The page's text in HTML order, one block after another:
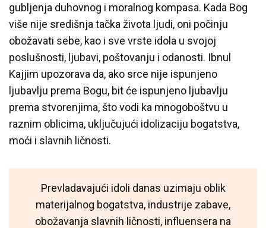
gubljenja duhovnog i moralnog kompasa. Kada Bog
više nije središnja tačka života ljudi, oni počinju
obožavati sebe, kao i sve vrste idola u svojoj
poslušnosti, ljubavi, poštovanju i odanosti. Ibnul
Kajjim upozorava da, ako srce nije ispunjeno
ljubavlju prema Bogu, bit će ispunjeno ljubavlju
prema stvorenjima, što vodi ka mnogoboštvu u
raznim oblicima, uključujući idolizaciju bogatstva,
moći i slavnih ličnosti.
Prevladavajući idoli danas uzimaju oblik
materijalnog bogatstva, industrije zabave,
obožavanja slavnih ličnosti, influensera na